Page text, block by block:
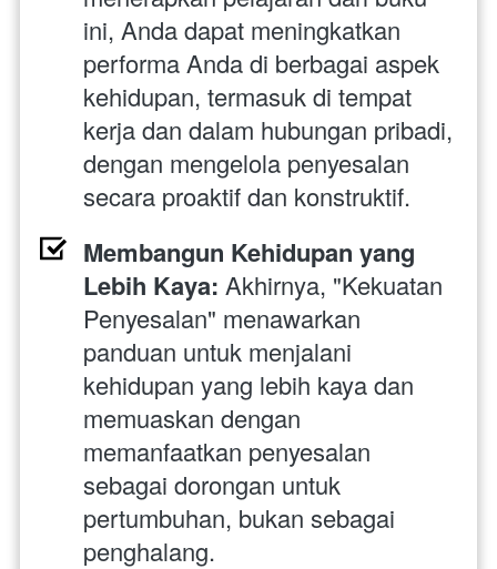
ini, Anda dapat meningkatkan
performa Anda di berbagai aspek
kehidupan, termasuk di tempat
kerja dan dalam hubungan pribadi,
dengan mengelola penyesalan
secara proaktif dan konstruktif.
Membangun Kehidupan yang
Lebih Kaya: Akhirnya, "Kekuatan
Penyesalan" menawarkan
panduan untuk menjalani
kehidupan yang lebih kaya dan
memuaskan dengan
memanfaatkan penyesalan
sebagai dorongan untuk
pertumbuhan, bukan sebagai
penghalang.